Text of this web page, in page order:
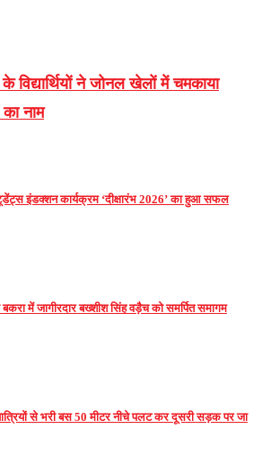
ने जोनल खेलों में चमकाया
नाम
इंडक्शन कार्यक्रम ‘दीक्षारंभ 2026’ का हुआ सफल
में जागीरदार बख्शीश सिंह वड़ैच को समर्पित समागम
से भरी बस 50 मीटर नीचे पलट कर दूसरी सड़क पर जा